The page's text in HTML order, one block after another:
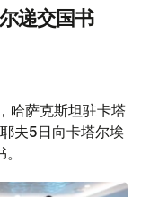
递交国书
哈萨克斯坦驻卡塔
夫5日向卡塔尔埃